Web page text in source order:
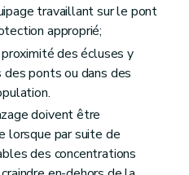
travaillant sur le pont
approprié;
des écluses y
des ponts ou dans des
doivent être
lorsque par suite de
des concentrations